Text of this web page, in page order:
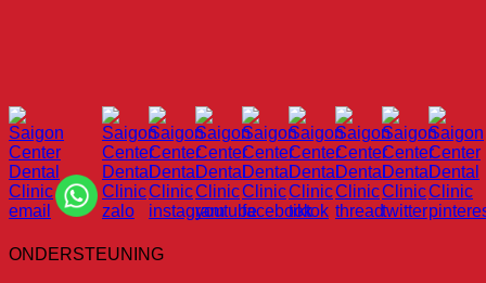
ONDERSTEUNING